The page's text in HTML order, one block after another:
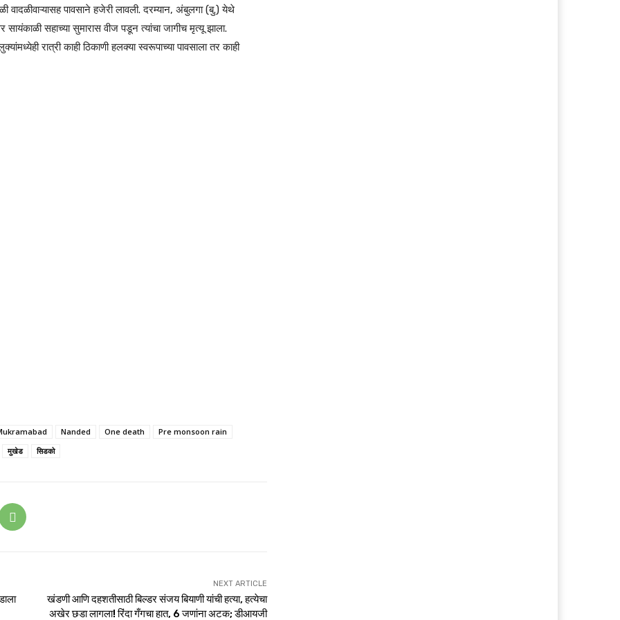
वादळीवाऱ्यासह पावसाने हजेरी लावली. दरम्यान, अंबुलगा (बु.) येथे
सहाच्या सुमारास वीज पडून त्यांचा जागीच मृत्यू झाला.
रात्री काही ठिकाणी हलक्या स्वरूपाच्या पावसाला तर काही
Nanded One death
Pre monsoon rain
मुखेड
सिडको
NEXT ARTICLE
खंडणी आणि दहशतीसाठी बिल्डर संजय बियाणी यांची हत्या, हत्येचा
अखेर छडा लागला! रिंदा गँगचा हात, 6 जणांना अटक; डीआयजी